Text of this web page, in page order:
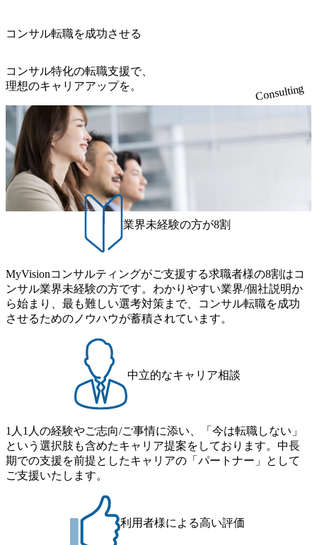
keto_kajita/)） 多様なメンバー、多様なプロジェクトによる
も関わらず、外資系戦略コンサルティングファームや総合
系コンサルティングファームをはじめ、メーカー、ITベン
チャー、外資系金融機関など多彩な出自で構成されてお
り、常に刺激を受けながらプロジェクトワークが可能 総合
コンサルティングファームの名の通り、全方位のクライア
ントに対して様々なプロジェクトが存在しており、手を上
げれば常に新しいテーマのチャレンジ機会を提供している
（ワンプール制） そのため、全体の離職率10％以下、未経
験3年未満の離職率は0％と驚異の定着率を誇る 大手ファー
ムと同水準以上の報酬制度であり、ファーム経験者の場合
は、転職時報酬アップが基本 強く「個人」の成⾧を重視す
るカルチャーであり、昇進に枠もなく、今ならReadyになれ
ば上がれる環境となっている 安定した経営環境の下、コン
できる 豊富な経験を持つコンサル経験者の場合は、自らチ
ームを立ち上げることが可能 裁量をもった営業活動、デリ
バリー活動ができる(スタートアップとの協業、新規ソリュ
ーションの開発 など) シンプレクスの顧客基盤、エンジニ
できる 2026年8月21日(金) 19:30〜21:30 (19:20開場) 2026年8
月12日(水) 16:00 ※参加状況によっては抽選とさせていただ
く可能性がございます。 このたび、ファーム経験者の方を
対象にした懇親会形式の採用イベント「サロンイベント」
を開催いたします。 カジュアルな場で現場社員と直接交流
できる機会ですので、ぜひご参加ください。 当日はXspear
Consulting代表取締役の早田とMDやその他現場社員が複数
名参加する予定です！ ●費用 : 無料 虎ノ門ヒルズ付近 ※詳
細な場所については参加者の方へ個別でご連絡いたしま
す。 コンサルファームにてマネージャー以上の職務を担当
※顔出しは不要です。ご質問頂く際のみ、顔出ししていた
ている。 <u>ワンプール制</u>を取っており、業界の枠に縛
り、<u>営業活動に工数を割かれることなくデリバリーに注
力可能</u> 従業員満足度を非常に重視しており、意にそぐ
わないプロジェクトにアサインされてしまった場合、半強
制的に別のプロジェクトに異動することが可能。その結
果、<u>退職率も10%程度</u>(他社平均は2～30%程度) 残業
時間は<u>平均30時間程度。</u>バリューが出ていないから
残業代をつけさせないといったことはしない DE&Iにおいて
は女性活用や外国人/高齢者/障碍者などさまざまなバックグ
ラウンドを持つメンバーの働く環境を整えている SDGsの推
進にも積極的で、プロボノ支援等を行っている 部活動も活
発で、多くのクラブが立ち上がっており、さまざまな役
職・所属・組織を超えて社員間のネットワーク形成・交流
の場となっている <u>教育・研修プログラムが非常に充実</
番組があり、新卒紹介、会社の七不思議紹介等、規模が大
きくなっていく中で社員同士のつながりを広げる取り組み
もしている 今後の成長戦略として海外展開を見据えてい
る。足元のグローバル案件割合は10%程度だが、英語が得
ンスも大きい。 代表インタビュー https://note.com/dirbato/n/n0
a040c36b128 Forbes JAPAN BrandVoice Studio 「使命はテクノ
ロジーで企業の可能性を引き出すこと。日本に求められるI
Tコンサルタントという伴走者」 https://forbesjapan.com/article
s/detail/67452 Forbes JAPAN BrandVoice Studio 「コンサル業
界におけるIT人材価値再興。Dirbatoの最前線パートナーが
切り開くテクノロジーの変革」 https://forbesjapan.com/articles/
preview/68657?preview=TAI1oir8Coe5Df3zuZhtd24YfH72/Zzdm
BTIEMOnWUWREjOFLO1IL1KPEi4dgCbb Forbes JAPAN Bra
ndVoice Studio 「求めるのは、競争と連帯 。IT特化の急成長
ファーム・Dirbatoの社員支援」 https://forbesjapan.com/articles/
detail/69848 MyViision企業インタビュー① https://my-vision.co.
jp/consulting-firm/dirbato/interview01 MyViision企業インタビュ
ー② https://my-vision.co.jp/consulting-firm/dirbato/interview02 20
コンサル転職を成功させる
コンサル特化の転職支援で、
理想のキャリアアップを。
Consulting
業界未経験の方が8割
MyVisionコンサルティングがご支援する求職者様の8割はコ
ンサル業界未経験の方です。わかりやすい業界/個社説明か
ら始まり、最も難しい選考対策まで、コンサル転職を成功
させるためのノウハウが蓄積されています。
中立的なキャリア相談
1人1人の経験やご志向/ご事情に添い、「今は転職しない」
という選択肢も含めたキャリア提案をしております。中長
期での支援を前提としたキャリアの「パートナー」として
ご支援いたします。
利用者様による高い評価